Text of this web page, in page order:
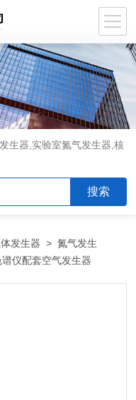
生器,实验室氮气发生器,核
发生器 >氮气发生
仪配套空气发生器